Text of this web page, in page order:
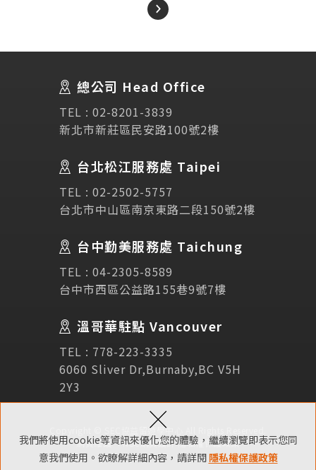
我們將使用cookie等資訊來優化您的體驗，繼續瀏覽即表示您同
意我們使用。欲瞭解詳細內容，請詳閱 隱私權保護政策
×
諮詢表單
立即諮詢
About Us 關於我們
講座活動
Testimonial 學生推薦
Links 相關連結
總公司 Head Office
TEL : 02-8201-3839
新北市新莊區民安路100號2樓
台北松江服務處 Taipei
TEL : 02-2502-5757
台北市中山區南京東路二段150號2樓
台中勤美服務處 Taichung
TEL : 04-2305-8589
台中市西區公益路155巷9號7樓
溫哥華駐點 Vancouver
TEL : 778-223-3335
6060 Sliver Dr,Burnaby,BC V5H
2Y3
Copyright © SEC協益留遊學中心 All Rights Reserved.
網頁維護 ：NSC網頁設計 隱私權保護政策